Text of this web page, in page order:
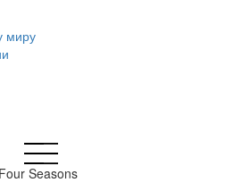
миру
Four Seasons